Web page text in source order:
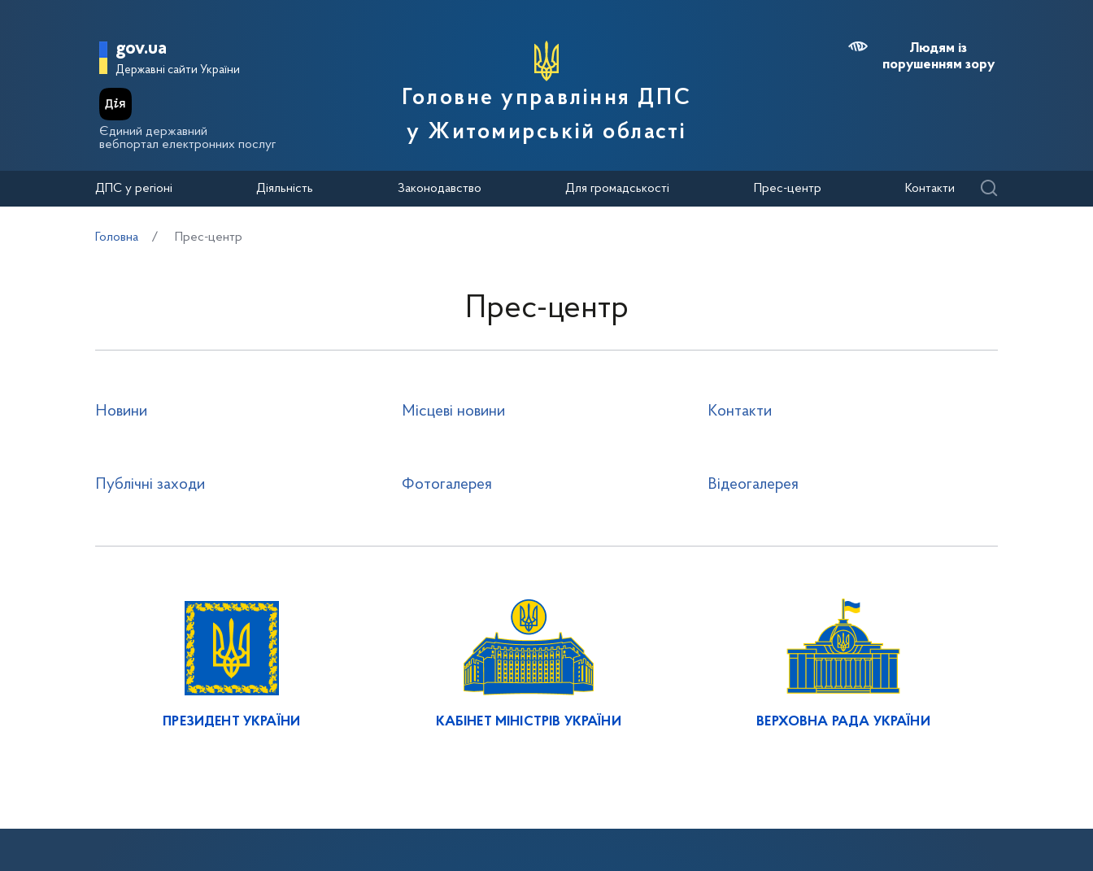
Головна сторінка Державної податкової служби України
gov.ua
Державні сайти України
Єдиний державний
вебпортал електронних послуг
Головне управління ДПС
у Житомирській області
Людям із
порушенням зору
ДПС у регіоні Діяльність Законодавство Для громадськості Прес-центр Контакти
Головна Прес-центр
Прес-центр
Новини Місцеві новини Контакти
Публічні заходи Фотогалерея Відеогалерея
ПРЕЗИДЕНТ УКРАЇНИ КАБІНЕТ МІНІСТРІВ УКРАЇНИ ВЕРХОВНА РАДА УКРАЇНИ